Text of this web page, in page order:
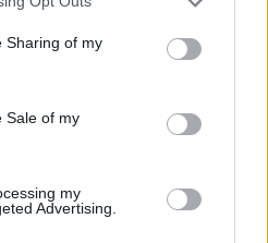
Sharing of my
Sale of my
my
Advertising.